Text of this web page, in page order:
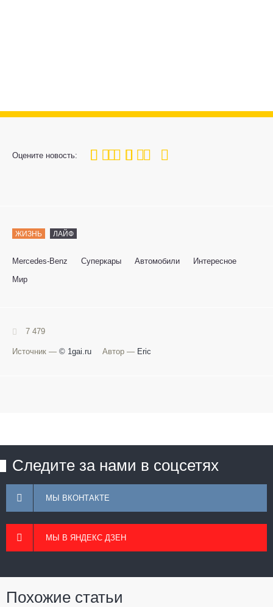
Оцените новость:
100
1 3 4 5
ЖИЗНЬ ЛАЙФ
Mercedes-Benz Суперкары Автомобили
Интересное
Мир
7 479
Источник — © 1gai.ru Автор — Eric
Следите за нами в соцсетях
МЫ ВКОНТАКТЕ
МЫ В ЯНДЕКС ДЗЕН
Похожие статьи